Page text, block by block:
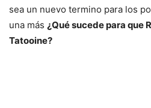
sea un nuevo termino para los
una más ¿Qué sucede para que
Tatooine?